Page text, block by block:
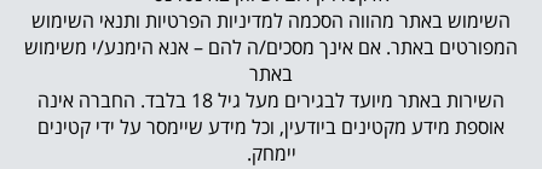
השימוש באתר מהווה הסכמה למדיניות הפרטיות ותנאי השימוש
המפורטים באתר. אם אינך מסכים/ה להם – אנא הימנע/י משימוש
באתר
השירות באתר מיועד לבגירים מעל גיל 18 בלבד. החברה אינה
אוספת מידע מקטינים ביודעין, וכל מידע שיימסר על ידי קטינים
יימחק.